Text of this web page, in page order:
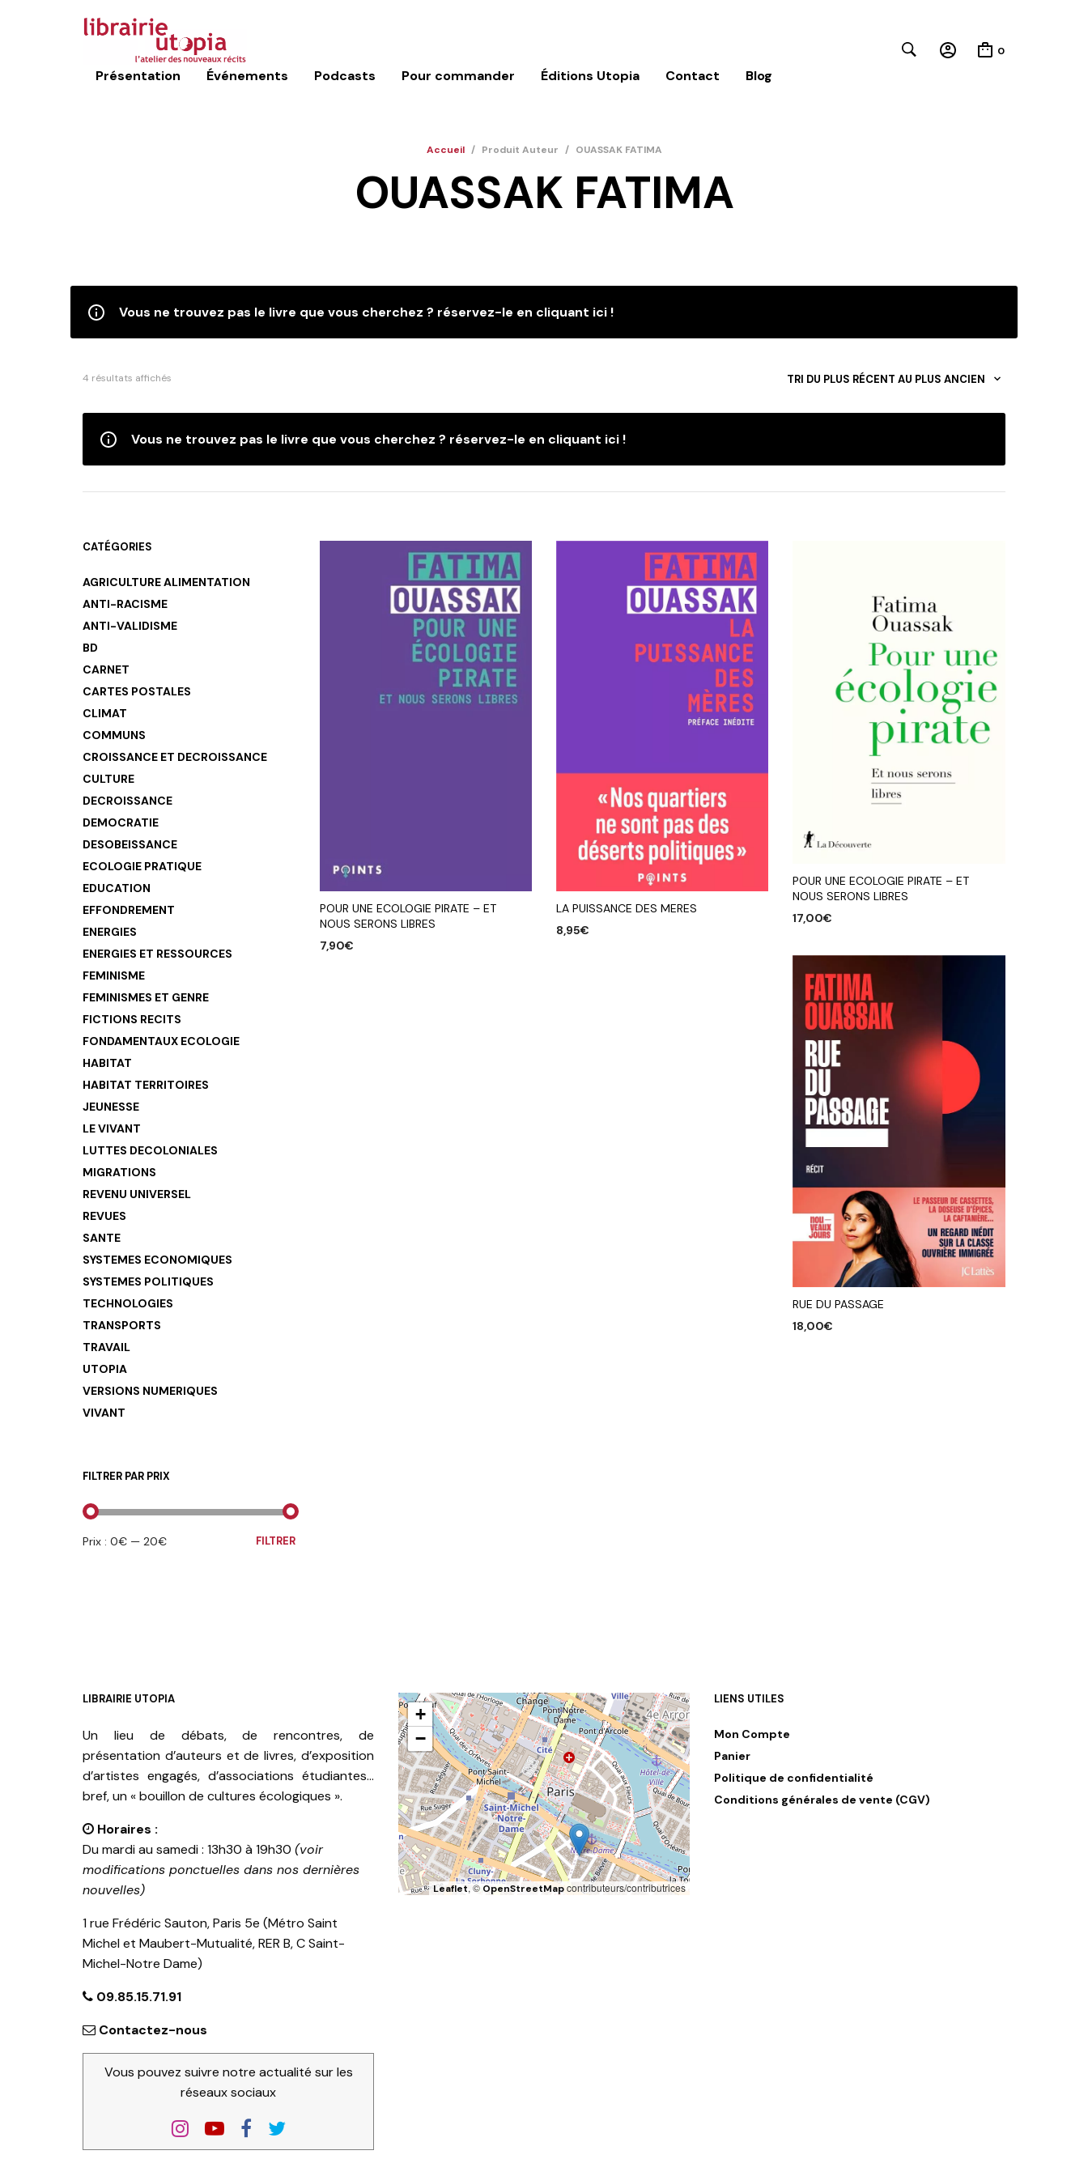
Présentation Événements Podcasts Pour commander Éditions Utopia Contact Blog
0
Accueil / Produit Auteur / OUASSAK FATIMA
OUASSAK FATIMA
Vous ne trouvez pas le livre que vous cherchez ? réservez-le en cliquant ici !
4 résultats affichés
au
ancien
TRI DU PLUS RÉCENT AU PLUS ANCIEN
Vous ne trouvez pas le livre que vous cherchez ? réservez-le en cliquant ici !
CATÉGORIES
AGRICULTURE ALIMENTATION
ANTI-RACISME
ANTI-VALIDISME
BD
CARNET
CARTES POSTALES
CLIMAT
COMMUNS
CROISSANCE ET DECROISSANCE
CULTURE
DECROISSANCE
DEMOCRATIE
DESOBEISSANCE
ECOLOGIE PRATIQUE
EDUCATION
EFFONDREMENT
ENERGIES
ENERGIES ET RESSOURCES
FEMINISME
FEMINISMES ET GENRE
FICTIONS RECITS
FONDAMENTAUX ECOLOGIE
HABITAT
HABITAT TERRITOIRES
JEUNESSE
LE VIVANT
LUTTES DECOLONIALES
MIGRATIONS
REVENU UNIVERSEL
REVUES
SANTE
SYSTEMES ECONOMIQUES
SYSTEMES POLITIQUES
TECHNOLOGIES
TRANSPORTS
TRAVAIL
UTOPIA
VERSIONS NUMERIQUES
VIVANT
FILTRER PAR PRIX
PRIX
PRIX
FILTRER
Prix : 0€ — 20€
POUR UNE ECOLOGIE PIRATE – ET
NOUS SERONS LIBRES
7,90€
LA PUISSANCE DES MERES
8,95€
POUR UNE ECOLOGIE PIRATE – ET
NOUS SERONS LIBRES
17,00€
RUE DU PASSAGE
18,00€
LIBRAIRIE UTOPIA
Un lieu de débats, de rencontres, de
présentation d’auteurs et de livres, d’exposition
d’artistes engagés, d’associations étudiantes…
bref, un « bouillon de cultures écologiques ».
Horaires :
Du mardi au samedi : 13h30 à 19h30 (voir
modifications ponctuelles dans nos dernières
nouvelles)
1 rue Frédéric Sauton, Paris 5e (Métro Saint
Michel et Maubert-Mutualité, RER B, C Saint-
Michel-Notre Dame)
09.85.15.71.91
Contactez-nous
Vous pouvez suivre notre actualité sur les
réseaux sociaux
+
−
Leaflet, ©OpenStreetMapcontributeurs/contributrices
LIENS UTILES
Mon Compte
Panier
Politique de confidentialité
Conditions générales de vente (CGV)